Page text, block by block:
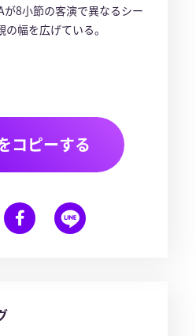
が8小節の客演で異なるシー
幅を広げている。
コピーする